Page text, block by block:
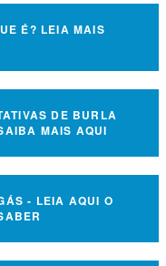
É? LEIA MAIS
DE BURLA
MAIS AQUI
- LEIA AQUI O